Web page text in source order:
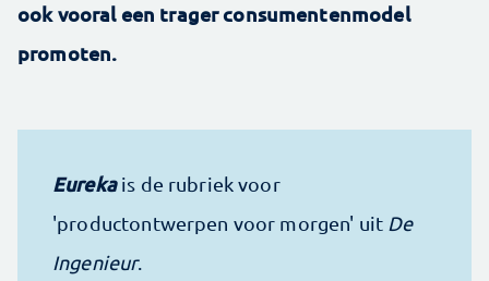
ook vooral een trager consumentenmodel
promoten.
Eurekais de rubriek voor
'productontwerpen voor morgen' uit De
Ingenieur.